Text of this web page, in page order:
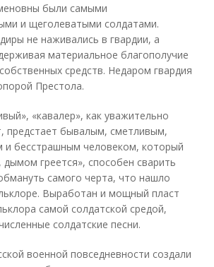
были самыми
и щеголеватыми солдатами.
не наживались в гвардии, а
материальное благополучие
средств. Недаром гвардия
Престола.
«кавалер», как уважительно
предстает бывалым, сметливым,
и бесстрашным человеком, который
греется», способен сварить
самого черта, что нашло
Выработан и мощный пласт
самой солдатской средой,
солдатские песни.
военной повседневности создали